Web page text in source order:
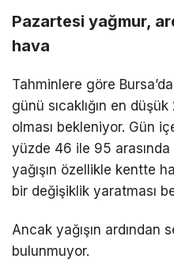
Pazartesi yağmur,
hava
Tahminlere göre
günü sıcaklığın en
olması bekleniyor. Gün
yüzde 46 ile 95
yağışın özellikle kentte
bir değişiklik yaratması
Ancak yağışın ardından
bulunmuyor.